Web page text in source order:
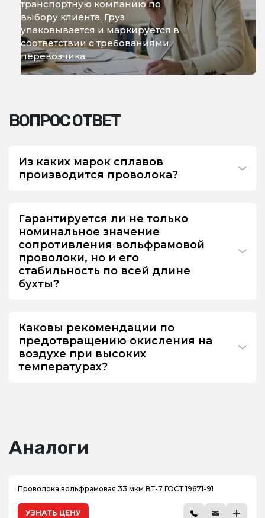
транспортную компанию по
выбору клиента. Груз
упаковывается и маркируется в
соответствии с требованиями
перевозчика.
ВОПРОС ОТВЕТ
Из каких марок сплавов
производится проволока?
Гарантируется ли не только
номинальное значение
сопротивления вольфрамовой
проволоки, но и его
стабильность по всей длине
бухты?
Каковы рекомендации по
предотвращению окисления на
воздухе при высоких
температурах?
Аналоги
Проволока вольфрамовая 33 мкм ВТ-7 ГОСТ 19671-91
УЗНАТЬ ЦЕНУ